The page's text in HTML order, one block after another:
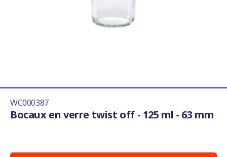
WC000387
Bocaux en verre twist off - 125 ml - 63 mm